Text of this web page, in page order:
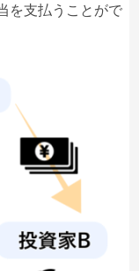
を支払うことがで